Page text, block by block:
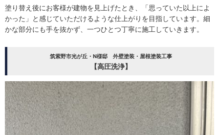
塗り替え後にお客様が建物を見上げたとき、「思っていた以上によ
かった」と感じていただけるような仕上がりを目指しています。細
かな部分にも手を抜かず、一つひとつ丁寧に施工していきます。
筑紫野市光が丘・N様邸 外壁塗装・屋根塗装工事
【高圧洗浄】